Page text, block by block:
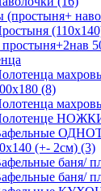
(простыня+
(8)
(+- 2см) (3)
баня/
баня/